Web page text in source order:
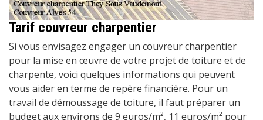
Tarif couvreur charpentier
Si vous envisagez engager un couvreur charpentier
pour la mise en œuvre de votre projet de toiture et de
charpente, voici quelques informations qui peuvent
vous aider en terme de repère financière. Pour un
travail de démoussage de toiture, il faut préparer un
budget aux environs de 9 euros/m², 11 euros/m² pour